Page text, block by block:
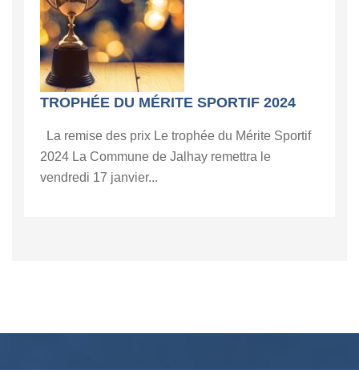
TROPHÉE DU MÉRITE SPORTIF 2024
La remise des prix Le trophée du Mérite Sportif
2024 La Commune de Jalhay remettra le
vendredi 17 janvier...